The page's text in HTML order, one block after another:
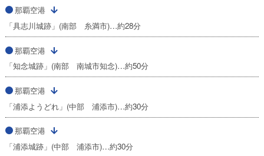
那覇空港
「具志川城跡」(南部 糸満市)…約28分
那覇空港
「知念城跡」(南部 南城市知念)…約50分
那覇空港
「浦添ようどれ」(中部 浦添市)…約30分
那覇空港
「浦添城跡」(中部 浦添市)…約30分